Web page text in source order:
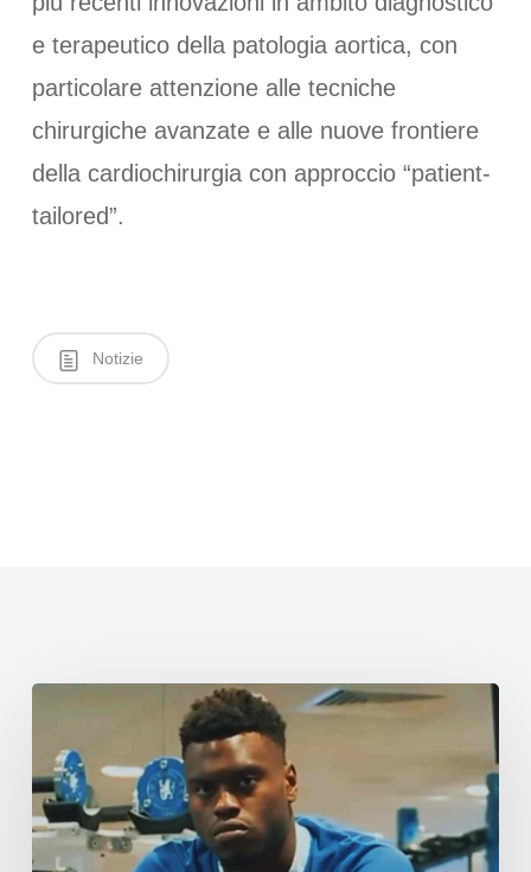
e terapeutico della patologia aortica, con
particolare attenzione alle tecniche
chirurgiche avanzate e alle nuove frontiere
della cardiochirurgia con approccio “patient-
tailored”.
Notizie